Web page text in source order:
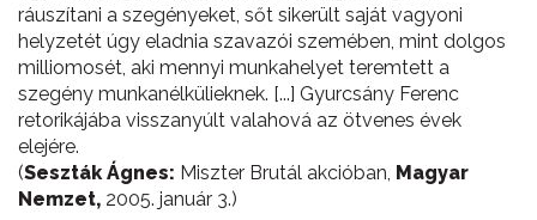
ráuszítani a szegényeket, sőt sikerült saját vagyoni
helyzetét úgy eladnia szavazói szemében, mint dolgos
milliomosét, aki mennyi munkahelyet teremtett a
szegény munkanélkülieknek. [...] Gyurcsány Ferenc
retorikájába visszanyúlt valahová az ötvenes évek
elejére.
(Seszták Ágnes: Miszter Brutál akcióban, Magyar
Nemzet, 2005. január 3.)